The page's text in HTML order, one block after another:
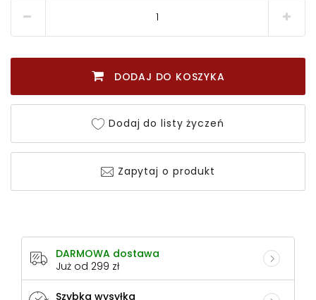
DODAJ DO KOSZYKA
Dodaj do listy życzeń
Zapytaj o produkt
DARMOWA dostawa
Już od 299 zł
Szybka wysyłka